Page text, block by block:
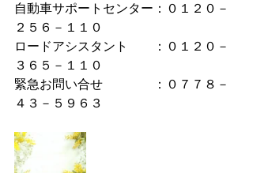
自動車サポートセンター：０１２０－
２５６－１１０
ロードアシスタント　　：０１２０－
３６５－１１０
緊急お問い合せ　　　　：０７７８－
４３－５９６３